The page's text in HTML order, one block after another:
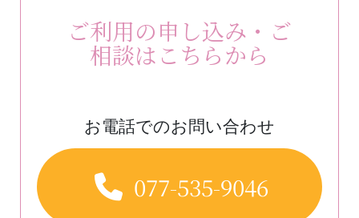
ご利用の申し込み・ご
相談はこちらから
お電話でのお問い合わせ
077-535-9046